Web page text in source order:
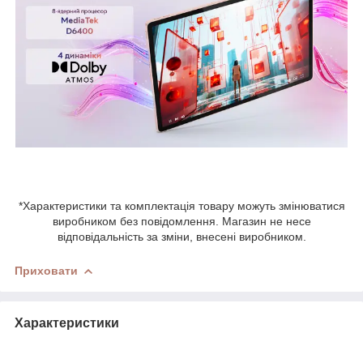
*Характеристики та комплектація товару можуть змінюватися
виробником без повідомлення. Магазин не несе
відповідальність за зміни, внесені виробником.
Приховати
Характеристики